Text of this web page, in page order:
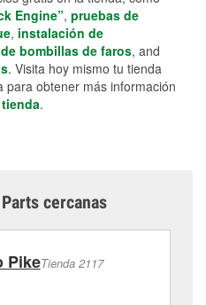
Engine”, pruebas de
, instalación de
bombillas de faros, and
. Visita hoy mismo tu tienda
para obtener más información
.
cercanas
PikeTienda 2117